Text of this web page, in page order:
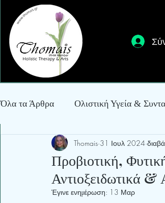
Όλα τα Άρθρα Ολιστική Υγεία &
Κατασκευές, Κόσμημα & Διακόσμηση
Προβιοτική,
Αντιοξειδωτικά
Thomais 31 Ιουλ 2024
Έγινε ενημέρωση: 13 Μαρ